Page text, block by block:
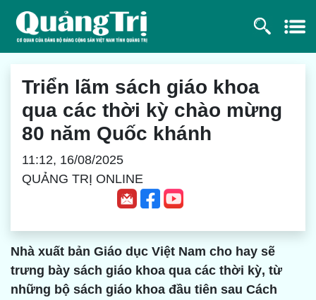
Triển lãm sách giáo khoa
qua các thời kỳ chào mừng
80 năm Quốc khánh
11:12, 16/08/2025
QUẢNG TRỊ ONLINE
Nhà xuất bản Giáo dục Việt Nam cho hay sẽ
trưng bày sách giáo khoa qua các thời kỳ, từ
những bộ sách giáo khoa đầu tiên sau Cách